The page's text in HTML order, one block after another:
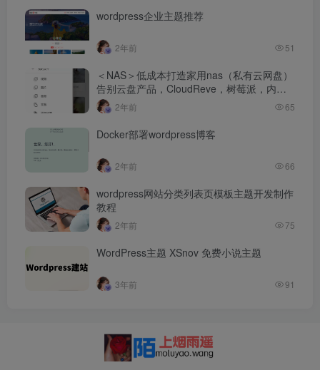
wordpress企业主题推荐
2年前 51
＜NAS＞低成本打造家用nas（私有云网盘）
告别云盘产品，CloudReve，树莓派，内网
映射，FRP
2年前 65
Docker部署wordpress博客
2年前 66
wordpress网站分类列表页模板主题开发制作
教程
2年前 75
WordPress主题 XSnov 免费小说主题
3年前 91